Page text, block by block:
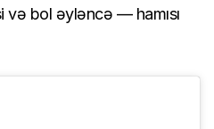
və bol əyləncə — hamısı